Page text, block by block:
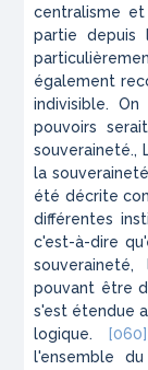
centralisme
partie depuis
également
indivisible.
pouvoirs
souveraineté.,
la
été décrite
différentes
c'est-à-dire
pouvant être
s'est étendue
logique.
[060]
l'ensemble